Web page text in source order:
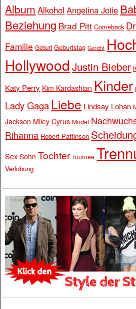
Album Alkohol Angelina Jolie
Beziehung Brad Pitt Comeback
Familie Geburt Geburtstag Gericht
Hollywood Justin Bieber
Katy Perry Kim Kardashian Kinder
Lady Gaga Liebe Lindsay Lohan
Jackson Miley Cyrus Model
Rihanna Robert Pattinson
Sex Sohn Tochter Tournee
Verlobung